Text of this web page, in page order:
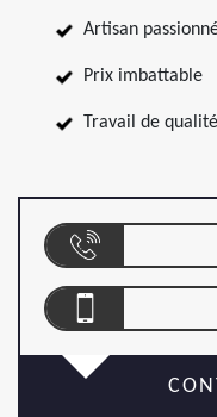
Artisan
Prix imbattable
Travail de qualité